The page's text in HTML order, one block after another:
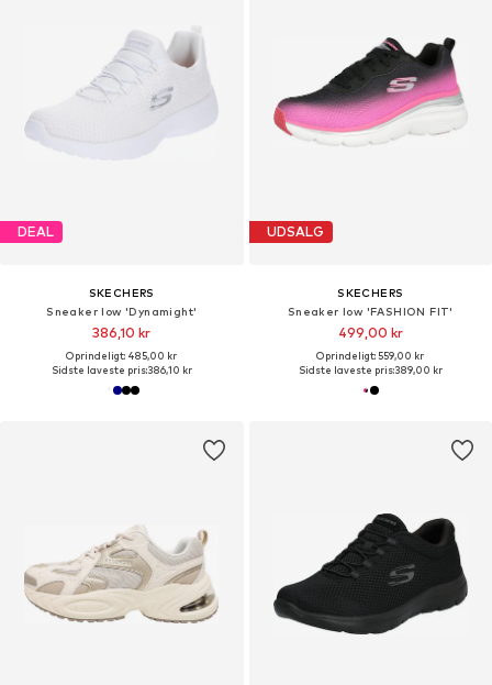
DEAL
SKECHERS
Sneaker low 'Dynamight'
386,10 kr
Oprindeligt: 485,00 kr
Sidste laveste pris:386,10 kr
UDSALG
SKECHERS
Sneaker low 'FASHION FIT'
499,00 kr
Oprindeligt: 559,00 kr
Sidste laveste pris:389,00 kr